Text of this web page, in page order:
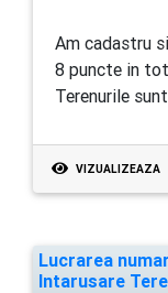
Am cadastru
8 puncte in
Terenurile
VIZUALIZEAZA
Lucrarea
Intarusare